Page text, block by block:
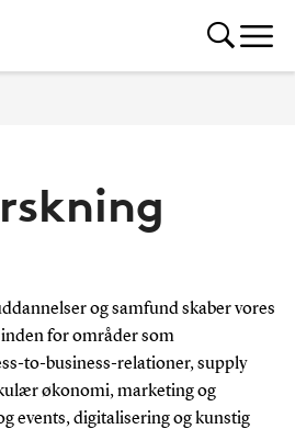
og samfund skaber vores
for områder som
to-business-relationer, supply
økonomi, marketing og
events, digitalisering og kunstig